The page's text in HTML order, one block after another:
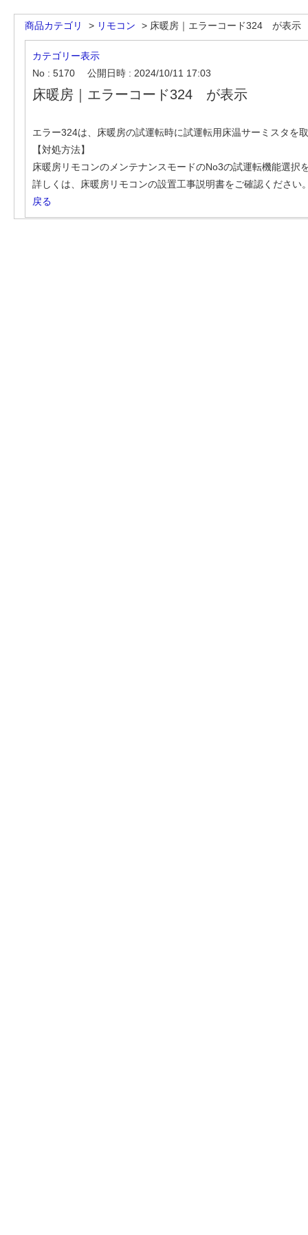
商品カテゴリ > リモコン > 床暖房｜エラーコード324 が表示
カテゴリー表示
No : 5170
公開日時 : 2024/10/11 17:03
床暖房｜エラーコード324 が表示
エラー324は、床暖房の試運転時に試運転用床温サーミスタを
【対処方法】
床暖房リモコンのメンテナンスモードのNo3の試運転機能選択
詳しくは、床暖房リモコンの設置工事説明書をご確認ください
戻る